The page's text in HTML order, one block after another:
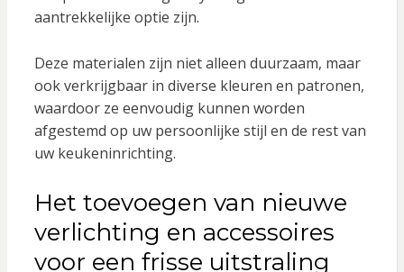
aantrekkelijke optie zijn.
Deze materialen zijn niet alleen duurzaam, maar
ook verkrijgbaar in diverse kleuren en patronen,
waardoor ze eenvoudig kunnen worden
afgestemd op uw persoonlijke stijl en de rest van
uw keukeninrichting.
Het toevoegen van nieuwe
verlichting en accessoires
voor een frisse uitstraling